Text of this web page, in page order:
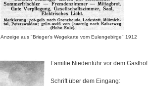
Anzeige aus "Brieger's Wegekarte vom Eulengebirge" 1912
Familie Niedenführ vor dem Gasthof
Schrift über dem Eingang: